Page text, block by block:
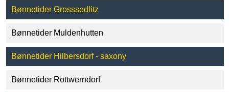
Bønnetider Grosssedlitz
Bønnetider Muldenhutten
Bønnetider Hilbersdorf - saxony
Bønnetider Rottwerndorf